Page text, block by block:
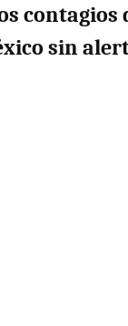
contagios
sin